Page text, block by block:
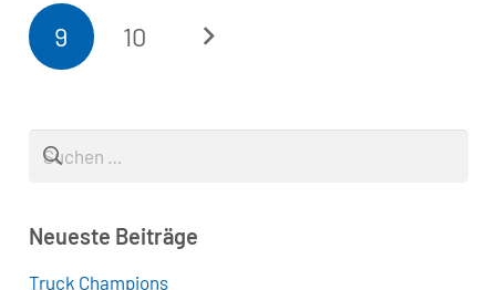
9 10
Suchen
nach:
Neueste Beiträge
Truck Champions